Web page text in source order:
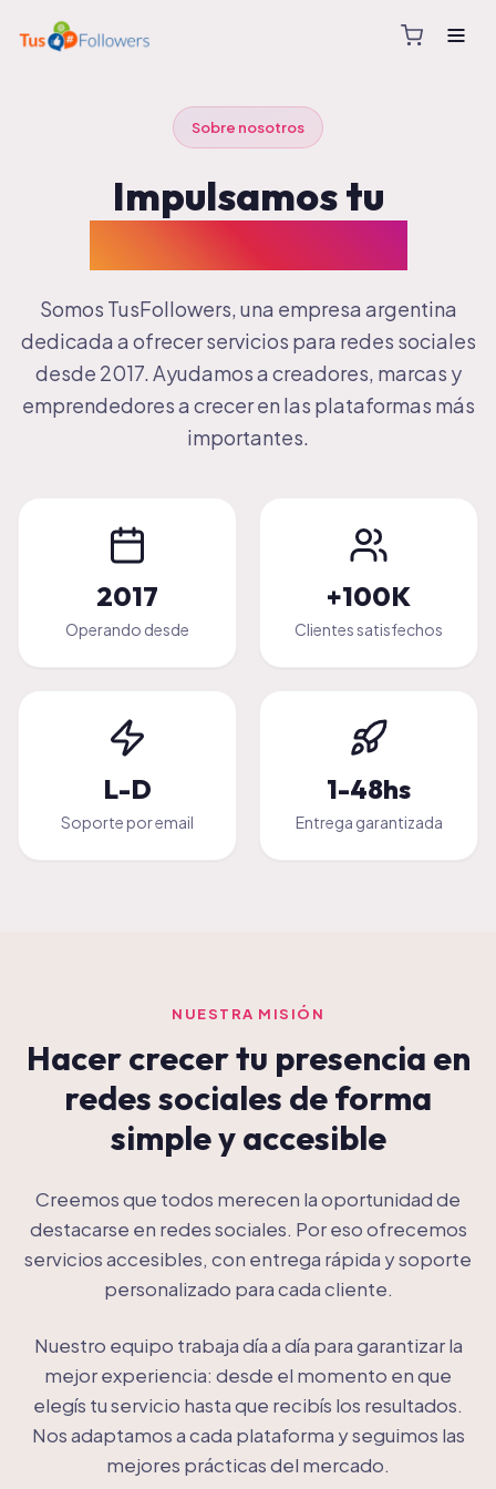
Sobre nosotros
Impulsamos tu
Somos TusFollowers, una empresa argentina
dedicada a ofrecer servicios para redes sociales
desde 2017. Ayudamos a creadores, marcas y
emprendedores a crecer en las plataformas más
importantes.
2017
Operando desde
+100K
Clientes satisfechos
L-D
Soporte por email
1-48hs
Entrega garantizada
NUESTRA MISIÓN
Hacer crecer tu presencia en
redes sociales de forma
simple y accesible
Creemos que todos merecen la oportunidad de
destacarse en redes sociales. Por eso ofrecemos
servicios accesibles, con entrega rápida y soporte
personalizado para cada cliente.
Nuestro equipo trabaja día a día para garantizar la
mejor experiencia: desde el momento en que
elegís tu servicio hasta que recibís los resultados.
Nos adaptamos a cada plataforma y seguimos las
mejores prácticas del mercado.